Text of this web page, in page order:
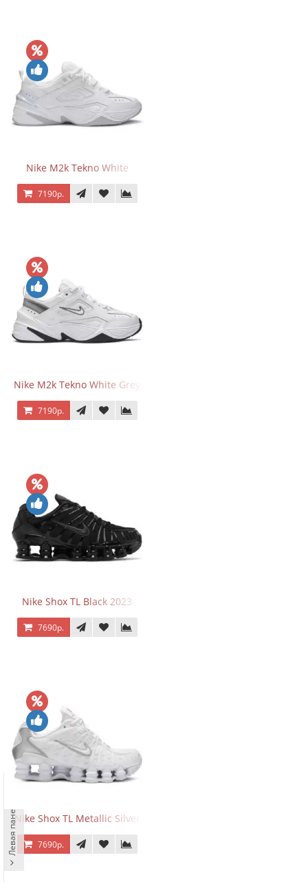
Nike M2k Tekno White
7190р.
Nike M2k Tekno White Grey
7190р.
Nike Shox TL Black 2023
7690р.
Nike Shox TL Metallic Silver
7690р.
Левая панель